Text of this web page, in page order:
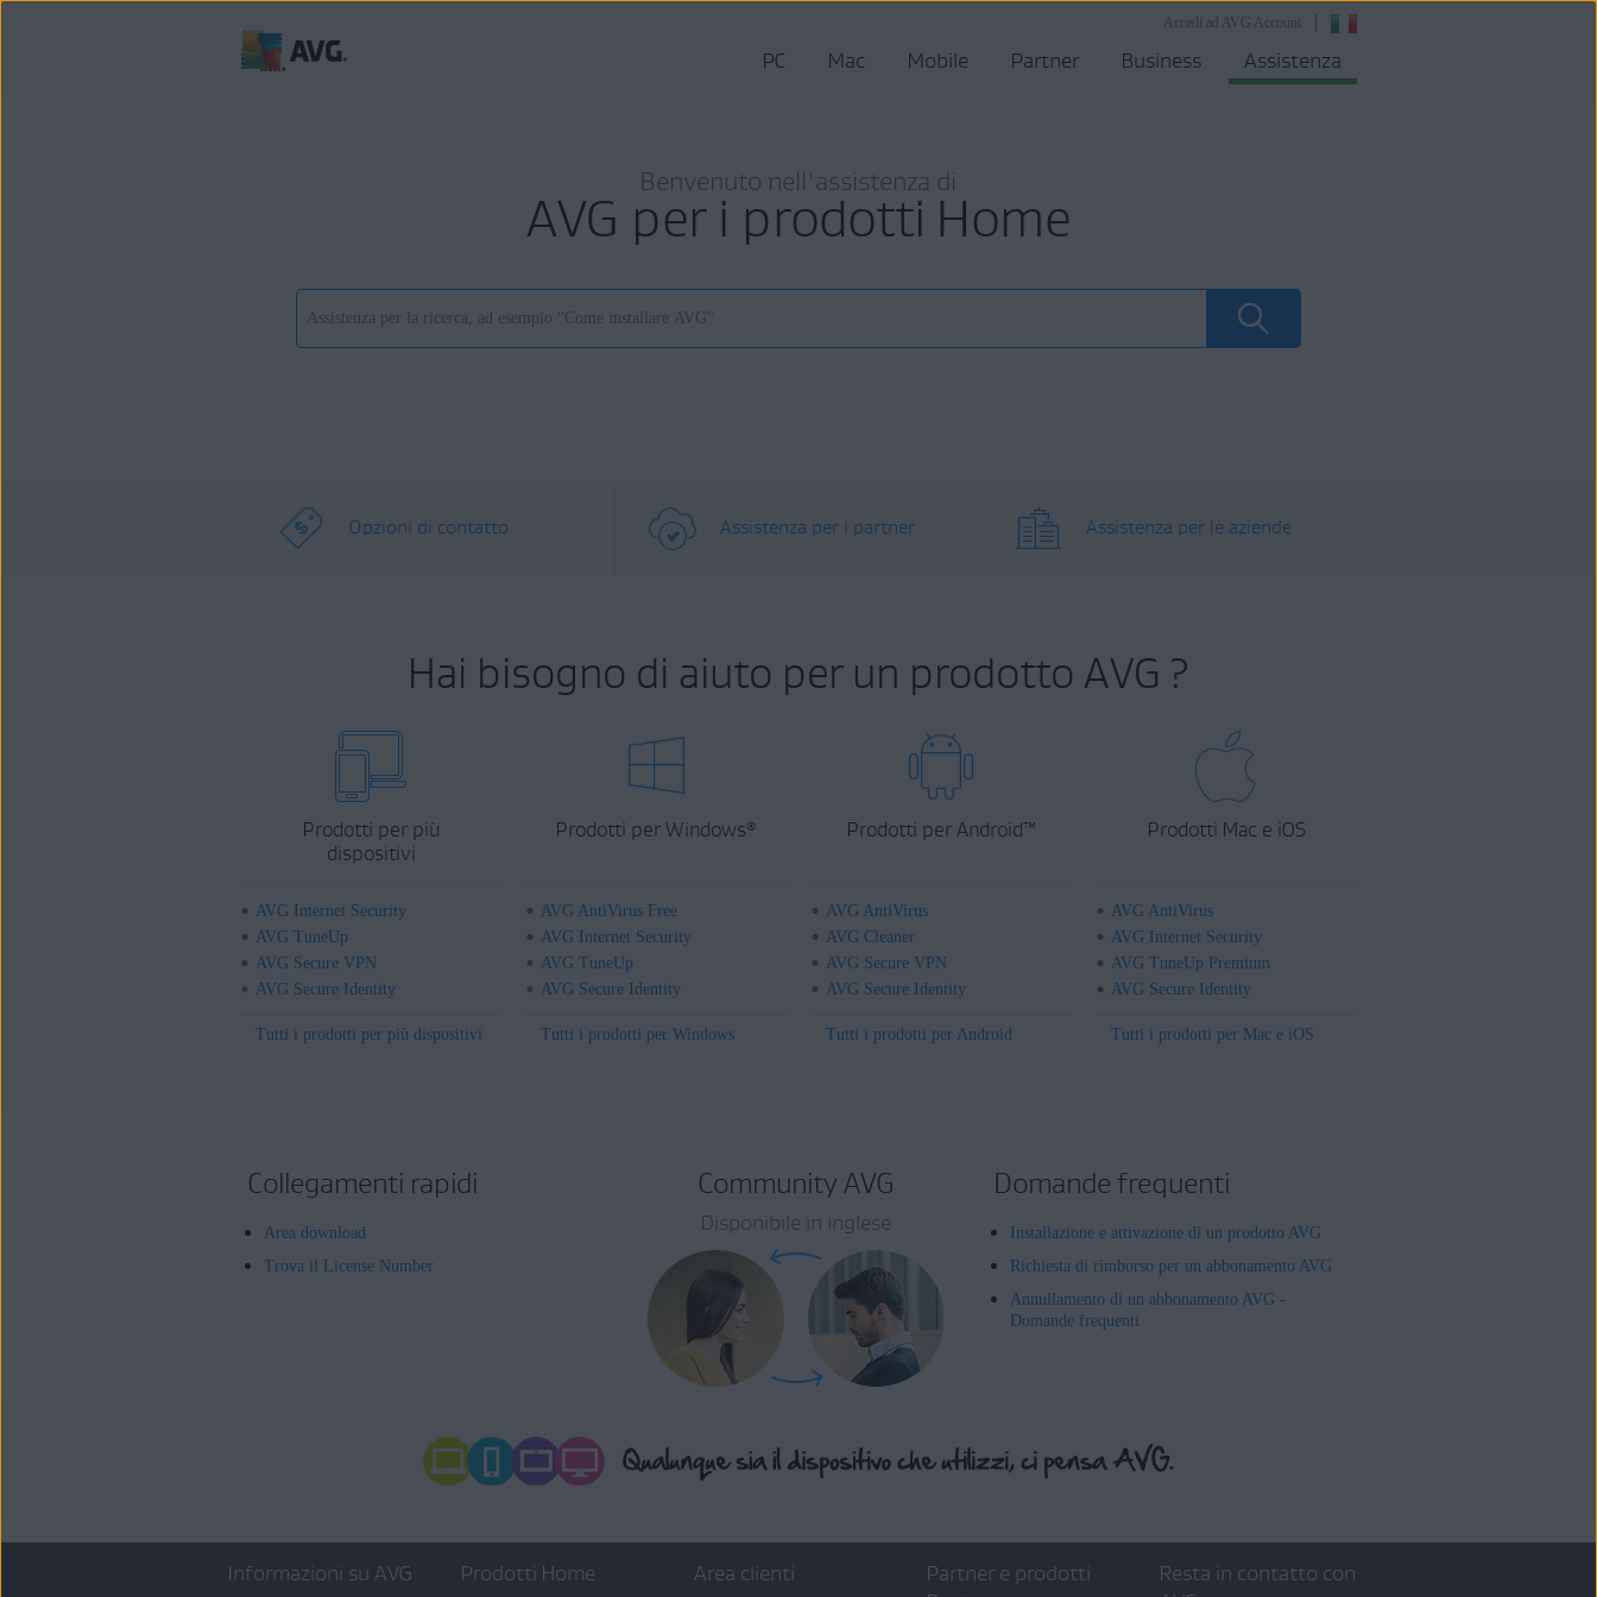
Accedi ad AVG Account
PC Mac Mobile Partner Business Assistenza
Benvenuto nell'assistenza di
AVG per i prodotti Home
Opzioni di contatto Assistenza per i partner Assistenza per le aziende
Hai bisogno di aiuto per un prodotto AVG ?
Prodotti per più
dispositivi
AVG Internet Security
AVG TuneUp
AVG Secure VPN
AVG Secure Identity
Tutti i prodotti per più dispositivi
Prodotti per Windows®
AVG AntiVirus Free
AVG Internet Security
AVG TuneUp
AVG Secure Identity
Tutti i prodotti per Windows
Prodotti per Android™
AVG AntiVirus
AVG Cleaner
AVG Secure VPN
AVG Secure Identity
Tutti i prodotti per Android
Prodotti Mac e iOS
AVG AntiVirus
AVG Internet Security
AVG TuneUp Premium
AVG Secure Identity
Tutti i prodotti per Mac e iOS
Collegamenti rapidi
Area download
Trova il License Number
Community AVG
Disponibile in inglese
Domande frequenti
Installazione e attivazione di un prodotto AVG
Richiesta di rimborso per un abbonamento AVG
Annullamento di un abbonamento AVG -
Domande frequenti
Informazioni su AVG Prodotti Home Area clienti
Partner e prodotti
Resta in contatto con